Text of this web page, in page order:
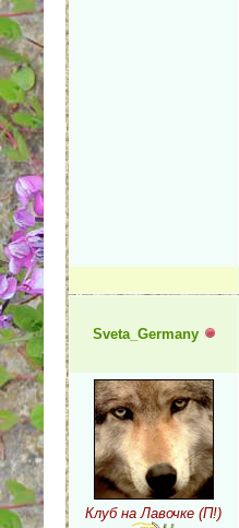
Sveta_Germany
Клуб на Лавочке (П!)